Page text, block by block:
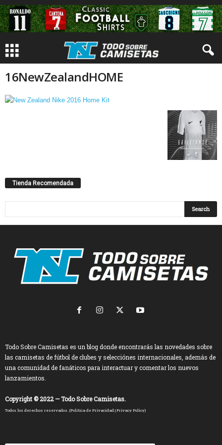
16NewZealandHOME
Tienda Recomendada
Todo Sobre Camisetas es un blog donde encontrarás las novedades sobre
las camisetas de fútbol de clubes y selecciónes internacionales, además de
una comunidad de fanáticos para interactuar y comentar los nuevos
lanzamientos.
Copyright © 2022 — Todo Sobre Camisetas.
Todos los derechos reservados. (Política de Privacidad | Privacy Policy)